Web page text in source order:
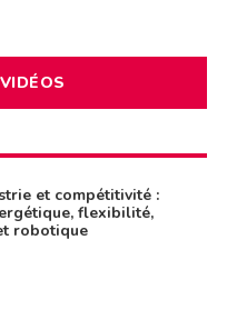
et compétitivité :
flexibilité,
robotique